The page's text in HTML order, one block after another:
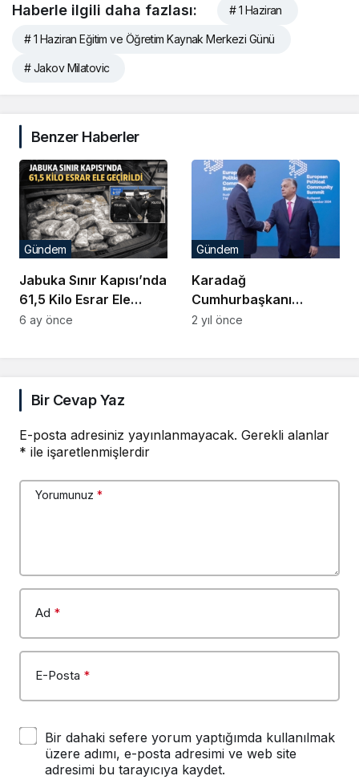
Haberle ilgili daha fazlası: # 1 Haziran
# 1 Haziran Eğitim ve Öğretim Kaynak Merkezi Günü
# Jakov Milatovic
Benzer Haberler
Jabuka Sınır Kapısı’nda
61,5 Kilo Esrar Ele
Geçirildi
Gündem
6 ay önce
Karadağ
Cumhurbaşkanı
Milatović: “Avrupa
Gündem
2 yıl önce
Bir Cevap Yaz
E-posta adresiniz yayınlanmayacak. Gerekli alanlar
* ile işaretlenmişlerdir
Yorumunuz *
Ad *
E-Posta *
Bir dahaki sefere yorum yaptığımda kullanılmak
üzere adımı, e-posta adresimi ve web site
adresimi bu tarayıcıya kaydet.